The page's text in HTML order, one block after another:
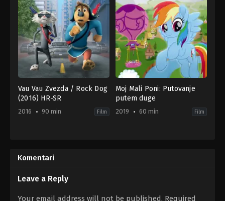
Vau Vau Zvezda / Rock Dog
(2016) HR-SR
2016 90 min Film
US
2016-
08
Moj Mali Poni: Putovanje
putem duge
2019 60 min Film
Komentari
Leave a Reply
Your email address will not be published. Required